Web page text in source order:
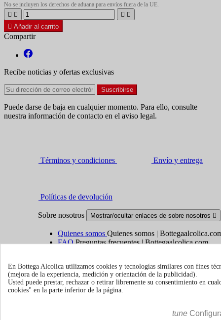
No se incluyen los derechos de aduana para envíos fuera de la UE.
   
 Añadir al carrito
Compartir
Recibe noticias y ofertas exclusivas
Puede darse de baja en cualquier momento. Para ello, consulte
nuestra información de contacto en el aviso legal.
Términos y condiciones Envío y entrega
Políticas de devolución
Sobre nosotros Mostrar/ocultar enlaces de sobre nosotros 
Quienes somos Quienes somos |
FAQPreguntas frecuentes | Bottegaalcolica.com
Información Mostrar/ocultar enlaces de información 
Cookie policy
En Bottega Alcolica utilizamos cookies y tecnologías similares con fines
(mejora de la experiencia, medición y orientación de la publicidad).
Usted puede prestar, rechazar o retirar libremente su consentimiento en
cookies" en la parte inferior de la página.
tune